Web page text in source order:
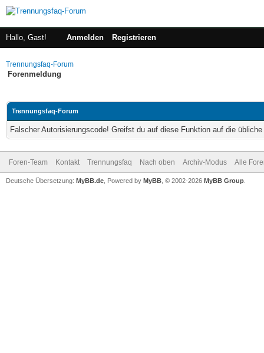
Hallo, Gast! Anmelden Registrieren
Trennungsfaq-Forum
Forenmeldung
Trennungsfaq-Forum
Falscher Autorisierungscode! Greifst du auf diese Funktion auf die
Foren-Team Kontakt Trennungsfaq Nach oben Archiv-Modus Alle
Deutsche Übersetzung: MyBB.de , Powered by MyBB , © 2002-2026 MyBB Group